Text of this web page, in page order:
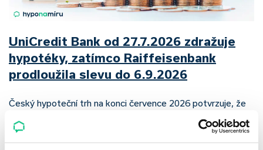
UniCredit Bank od 27.7.2026 zdražuje
hypotéky, zatímco Raiffeisenbank
prodloužila slevu do 6.9.2026
Český hypoteční trh na konci července 2026 potvrzuje, že
sazby zůstávají pod tlakem a část bank pokračuje v jejich